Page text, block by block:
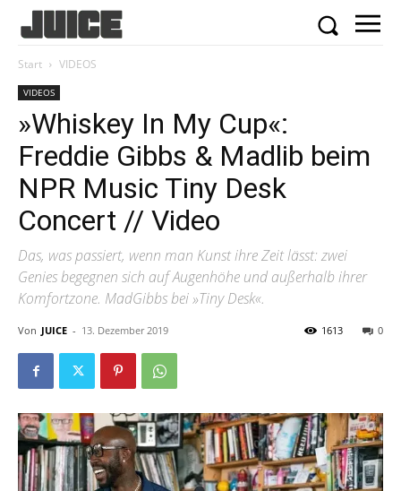
Start VIDEOS
VIDEOS
»Whiskey In My Cup«:
Freddie Gibbs & Madlib beim
NPR Music Tiny Desk
Concert // Video
Das, was passiert, wenn man Kunst ihre Zeit lässt: zwei
Genies begegnen sich auf Augenhöhe und außerhalb ihrer
Komfortzone. MadGibbs bei »Tiny Desk«.
Von JUICE - 13. Dezember 2019 0
1613